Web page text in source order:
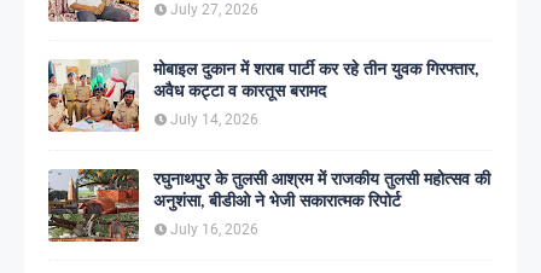
July 27, 2026
मोबाइल दुकान में शराब पार्टी कर रहे तीन युवक गिरफ्तार,
अवैध कट्टा व कारतूस बरामद
July 14, 2026
रघुनाथपुर के तुलसी आश्रम में राजकीय तुलसी महोत्सव की
अनुशंसा, बीडीओ ने भेजी सकारात्मक रिपोर्ट
July 16, 2026